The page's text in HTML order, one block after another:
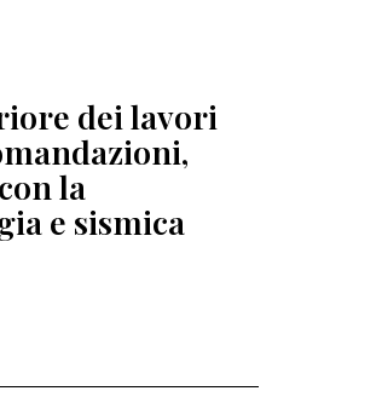
dei lavori
la
e sismica